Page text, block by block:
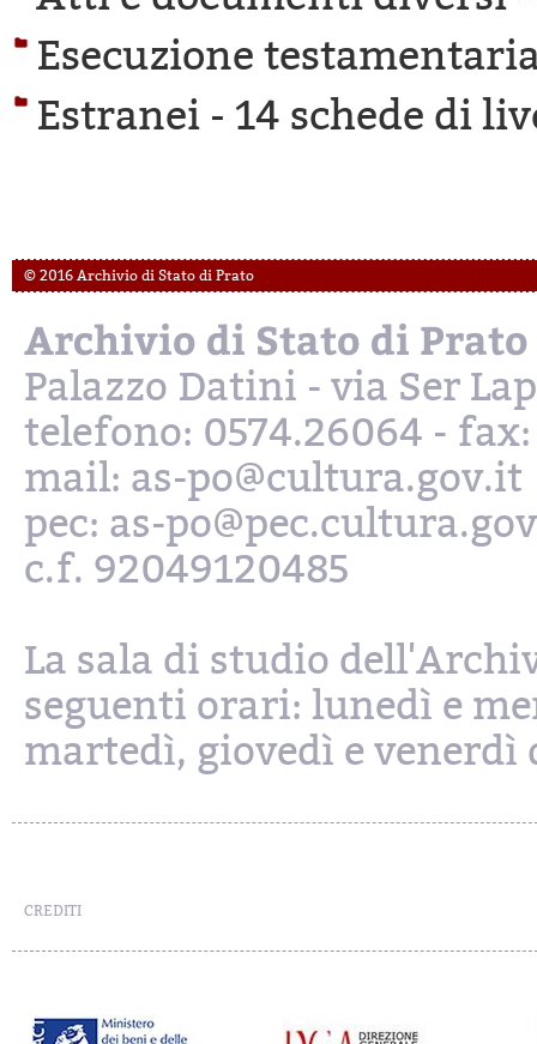
Esecuzione
Estranei - 14 schede di
© 2016 Archivio di Stato di Prato
Archivio di Stato di Prato
Palazzo Datini - via Ser
telefono: 0574.26064 - fax:
mail: as-po@cultura.gov.it
pec: as-
c.f. 92049120485
La sala di studio
seguenti orari: lunedì e
martedì, giovedì e venerdì
CREDITI